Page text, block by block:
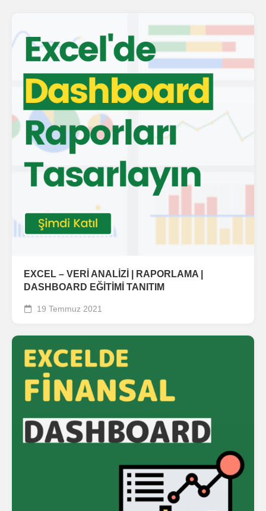
EXCEL – VERİ ANALİZİ | RAPORLAMA |
DASHBOARD EĞİTİMİ TANITIM
19 Temmuz 2021